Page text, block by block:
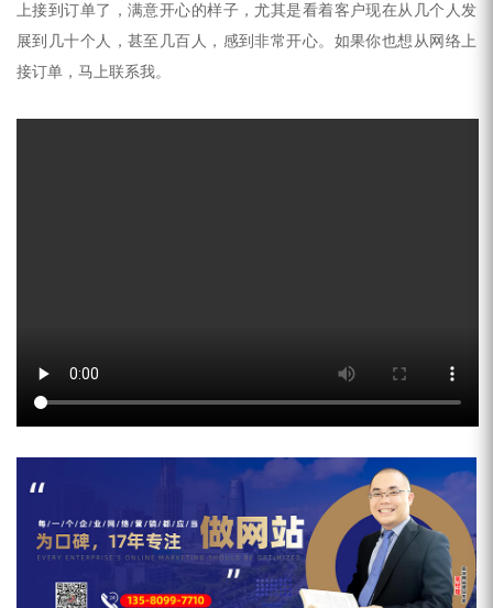
上接到订单了，满意开心的样子，尤其是看着客户现在从几个人发
展到几十个人，甚至几百人，感到非常开心。如果你也想从网络上
接订单，马上联系我。